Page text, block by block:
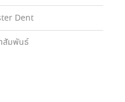
Dent
สัมพันธ์